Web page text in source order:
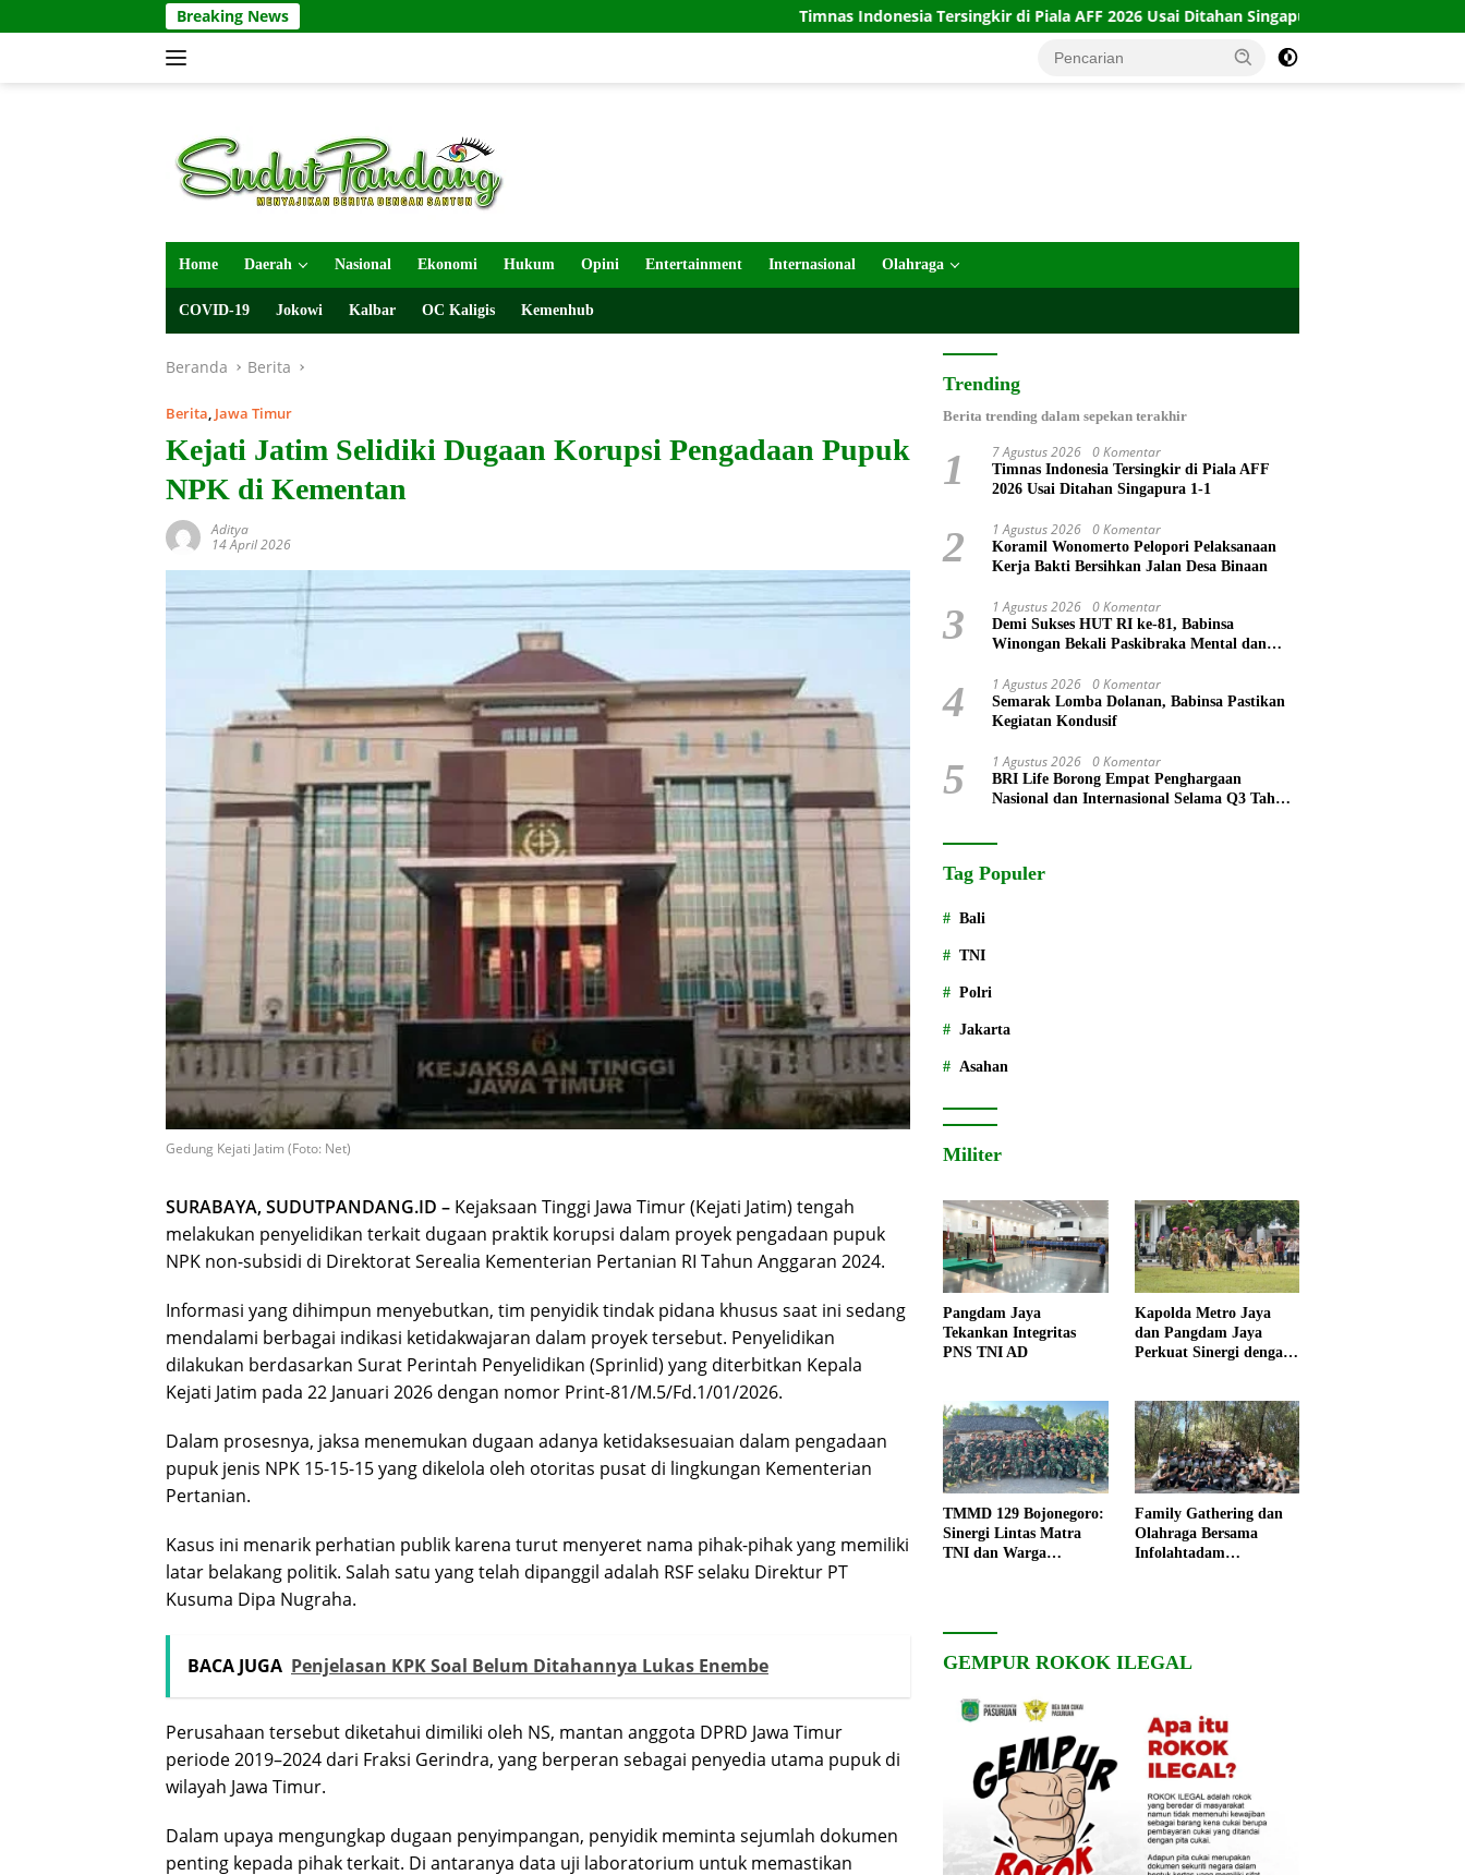
ke
Breaking News Timnas Indonesia Tersingkir di Piala AFF 2026 Usai Ditahan Singapura 1-1 10 Kartu Legacy 100
Home Daerah Nasional Ekonomi Hukum Opini Entertainment Internasional Olahraga
COVID-19 Jokowi Kalbar OC Kaligis Kemenhub
Beranda Berita
Berita, Jawa Timur
Kejati Jatim Selidiki Dugaan Korupsi Pengadaan Pupuk
NPK di Kementan
Aditya
14 April 2026
Gedung Kejati Jatim (Foto: Net)
SURABAYA, SUDUTPANDANG.ID – Kejaksaan Tinggi Jawa Timur (Kejati Jatim) tengah
melakukan penyelidikan terkait dugaan praktik korupsi dalam proyek pengadaan pupuk
NPK non-subsidi di Direktorat Serealia Kementerian Pertanian RI Tahun Anggaran 2024.
Informasi yang dihimpun menyebutkan, tim penyidik tindak pidana khusus saat ini sedang
mendalami berbagai indikasi ketidakwajaran dalam proyek tersebut. Penyelidikan
dilakukan berdasarkan Surat Perintah Penyelidikan (Sprinlid) yang diterbitkan Kepala
Kejati Jatim pada 22 Januari 2026 dengan nomor Print-81/M.5/Fd.1/01/2026.
Dalam prosesnya, jaksa menemukan dugaan adanya ketidaksesuaian dalam pengadaan
pupuk jenis NPK 15-15-15 yang dikelola oleh otoritas pusat di lingkungan Kementerian
Pertanian.
Kasus ini menarik perhatian publik karena turut menyeret nama pihak-pihak yang memiliki
latar belakang politik. Salah satu yang telah dipanggil adalah RSF selaku Direktur PT
Kusuma Dipa Nugraha.
BACA JUGA Penjelasan KPK Soal Belum Ditahannya Lukas Enembe
Perusahaan tersebut diketahui dimiliki oleh NS, mantan anggota DPRD Jawa Timur
periode 2019–2024 dari Fraksi Gerindra, yang berperan sebagai penyedia utama pupuk di
wilayah Jawa Timur.
Dalam upaya mengungkap dugaan penyimpangan, penyidik meminta sejumlah dokumen
penting kepada pihak terkait. Di antaranya data uji laboratorium untuk memastikan
Trending
Berita trending dalam sepekan terakhir
1 7 Agustus 2026 0 Komentar
Timnas Indonesia Tersingkir di Piala AFF
2026 Usai Ditahan Singapura 1-1
2 1 Agustus 2026 0 Komentar
Koramil Wonomerto Pelopori Pelaksanaan
Kerja Bakti Bersihkan Jalan Desa Binaan
3 1 Agustus 2026 0 Komentar
Demi Sukses HUT RI ke-81, Babinsa
Winongan Bekali Paskibraka Mental dan
4 1 Agustus 2026 0 Komentar
Semarak Lomba Dolanan, Babinsa Pastikan
Kegiatan Kondusif
5 1 Agustus 2026 0 Komentar
BRI Life Borong Empat Penghargaan
Nasional dan Internasional Selama Q3 Tahun
Tag Populer
Bali
TNI
Polri
Jakarta
Asahan
Militer
Pangdam Jaya
Tekankan Integritas
PNS TNI AD
Kapolda Metro Jaya
dan Pangdam Jaya
Perkuat Sinergi dengan
TMMD 129 Bojonegoro:
Sinergi Lintas Matra
TNI dan Warga
Family Gathering dan
Olahraga Bersama
Infolahtadam
GEMPUR ROKOK ILEGAL